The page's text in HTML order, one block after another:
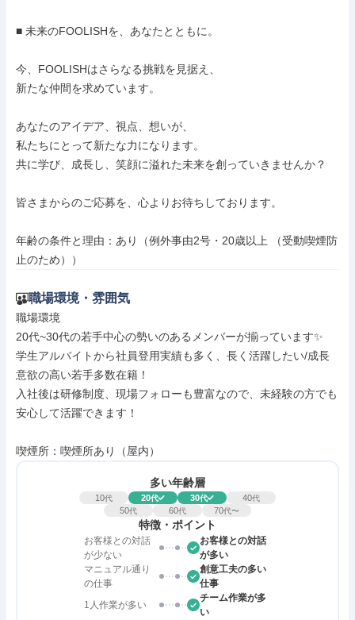
■ 未来のFOOLISHを、あなたとともに。
今、FOOLISHはさらなる挑戦を見据え、
新たな仲間を求めています。
あなたのアイデア、視点、想いが、
私たちにとって新たな力になります。
共に学び、成長し、笑顔に溢れた未来を創っていきませんか？
皆さまからのご応募を、心よりお待ちしております。
年齢の条件と理由：あり（例外事由2号・20歳以上 （受動喫煙防
止のため））
職場環境・雰囲気
職場環境
20代~30代の若手中心の勢いのあるメンバーが揃っています✨
学生アルバイトから社員登用実績も多く、長く活躍したい/成長
意欲の高い若手多数在籍！
入社後は研修制度、現場フォローも豊富なので、未経験の方でも
安心して活躍できます！
喫煙所：喫煙所あり（屋内）
多い年齢層
10代 20代 30代 40代
50代 60代 70代〜
特徴・ポイント
お客様との対話
が少ない
お客様との対話
が多い
マニュアル通り
の仕事
創意工夫の多い
仕事
1人作業が多い
チーム作業が多
い